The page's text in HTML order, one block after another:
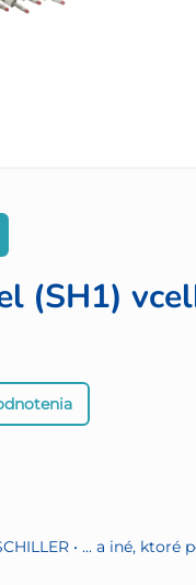
(SH1)
• ... a iné,